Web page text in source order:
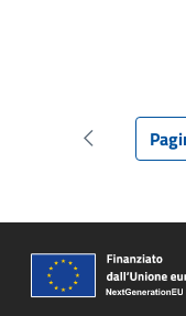
Pagina